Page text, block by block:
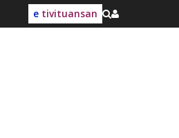
e tivituansan